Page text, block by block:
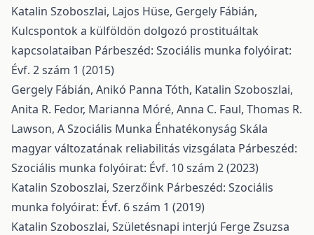
Katalin Szoboszlai, Lajos Hüse, Gergely Fábián,
Kulcspontok a külföldön dolgozó prostituáltak
kapcsolataiban Párbeszéd: Szociális munka folyóirat:
Évf. 2 szám 1 (2015)
Gergely Fábián, Anikó Panna Tóth, Katalin Szoboszlai,
Anita R. Fedor, Marianna Móré, Anna C. Faul, Thomas R.
Lawson, A Szociális Munka Énhatékonyság Skála
magyar változatának reliabilitás vizsgálata Párbeszéd:
Szociális munka folyóirat: Évf. 10 szám 2 (2023)
Katalin Szoboszlai, Szerzőink Párbeszéd: Szociális
munka folyóirat: Évf. 6 szám 1 (2019)
Katalin Szoboszlai, Születésnapi interjú Ferge Zsuzsa